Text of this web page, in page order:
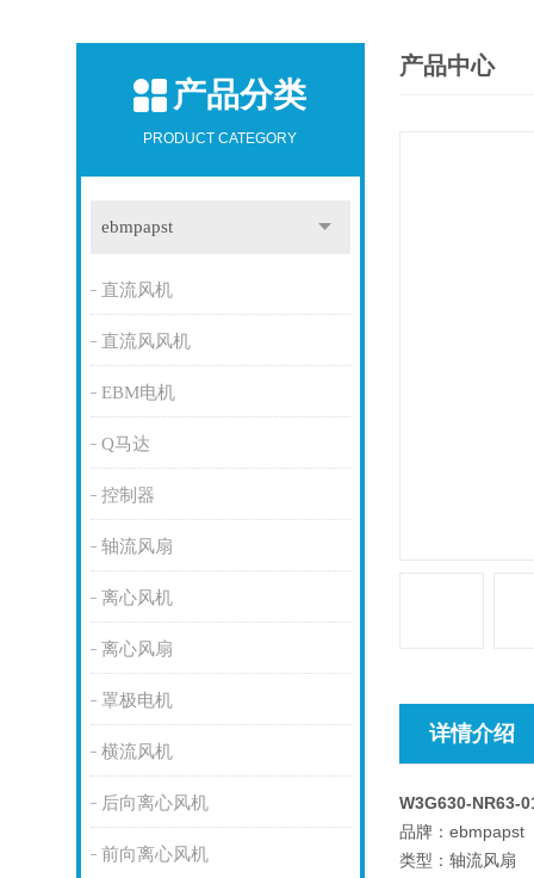
产品分类
PRODUCT CATEGORY
ebmpapst
直流风机
直流风风机
EBM电机
Q马达
控制器
轴流风扇
离心风机
离心风扇
罩极电机
横流风机
后向离心风机
前向离心风机
产品中心
详情介绍
W3G630-NR63-
品牌：ebmpapst
类型：轴流风扇